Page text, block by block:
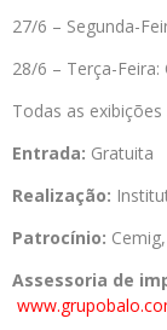
27/6 – Segunda-
28/6 – Terça-
Todas as
Entrada: Gratuita
Realização:
Patrocínio:
Assessoria de